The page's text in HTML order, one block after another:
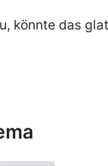
könnte das